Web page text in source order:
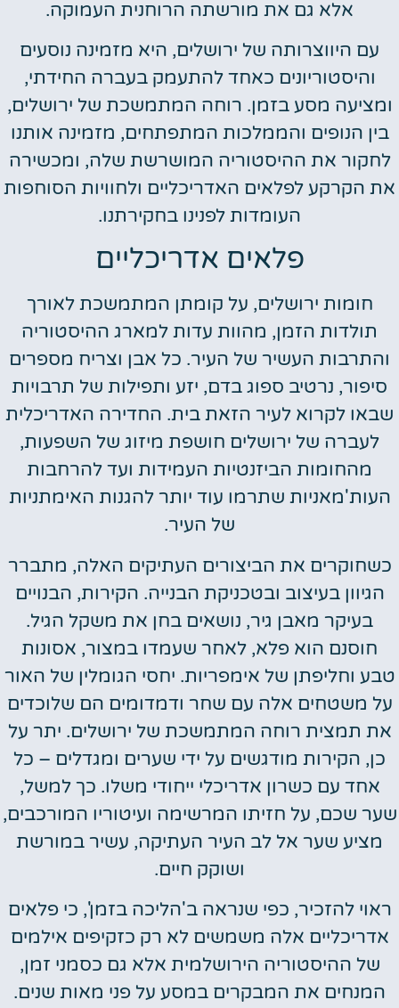
אלא גם את מורשתה הרוחנית העמוקה.
עם היווצרותה של ירושלים, היא מזמינה נוסעים
והיסטוריונים כאחד להתעמק בעברה החידתי,
ומציעה מסע בזמן. רוחה המתמשכת של ירושלים,
בין הנופים והממלכות המתפתחים, מזמינה אותנו
לחקור את ההיסטוריה המושרשת שלה, ומכשירה
את הקרקע לפלאים האדריכליים ולחוויות הסוחפות
העומדות לפנינו בחקירתנו.
פלאים אדריכליים
חומות ירושלים, על קומתן המתמשכת לאורך
תולדות הזמן, מהוות עדות למארג ההיסטוריה
והתרבות העשיר של העיר. כל אבן וצריח מספרים
סיפור, נרטיב ספוג בדם, יזע ותפילות של תרבויות
שבאו לקרוא לעיר הזאת בית. החדירה האדריכלית
לעברה של ירושלים חושפת מיזוג של השפעות,
מהחומות הביזנטיות העמידות ועד להרחבות
העות'מאניות שתרמו עוד יותר להגנות האימתניות
של העיר.
כשחוקרים את הביצורים העתיקים האלה, מתברר
הגיוון בעיצוב ובטכניקת הבנייה. הקירות, הבנויים
בעיקר מאבן גיר, נושאים בחן את משקל הגיל.
חוסנם הוא פלא, לאחר שעמדו במצור, אסונות
טבע וחליפתן של אימפריות. יחסי הגומלין של האור
על משטחים אלה עם שחר ודמדומים הם שלוכדים
את תמצית רוחה המתמשכת של ירושלים. יתר על
כן, הקירות מודגשים על ידי שערים ומגדלים – כל
אחד עם כשרון אדריכלי ייחודי משלו. כך למשל,
שער שכם, על חזיתו המרשימה ועיטוריו המורכבים,
מציע שער אל לב העיר העתיקה, עשיר במורשת
ושוקק חיים.
ראוי להזכיר, כפי שנראה ב'הליכה בזמן', כי פלאים
אדריכליים אלה משמשים לא רק כזקיפים אילמים
של ההיסטוריה הירושלמית אלא גם כסמני זמן,
המנחים את המבקרים במסע על פני מאות שנים.